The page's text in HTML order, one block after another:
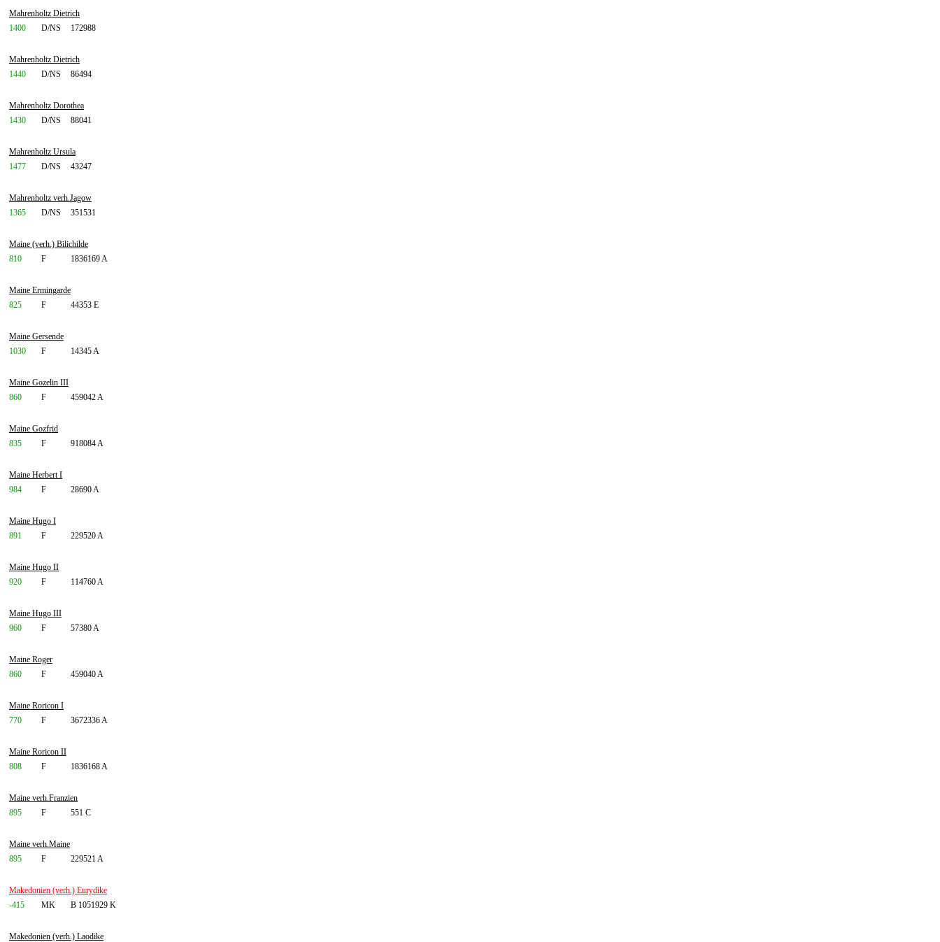
Mahrenholtz Dietrich
1400
D/NS 172988
Mahrenholtz Dietrich
1440
D/NS 86494
Mahrenholtz Dorothea
1430
D/NS 88041
Mahrenholtz Ursula
1477
D/NS 43247
Mahrenholtz verh.Jagow
1365
D/NS 351531
Maine (verh.) Bilichilde
810
F 1836169 A
Maine Ermingarde
825
F 44353 E
Maine Gersende
1030
F 14345 A
Maine Gozelin III
860
F 459042 A
Maine Gozfrid
835
F 918084 A
Maine Herbert I
984
F 28690 A
Maine Hugo I
891
F 229520 A
Maine Hugo II
920
F 114760 A
Maine Hugo III
960
F 57380 A
Maine Roger
860
F 459040 A
Maine Roricon I
770
F 3672336 A
Maine Roricon II
808
F 1836168 A
Maine verh.Franzien
895
F 551 C
Maine verh.Maine
895
F 229521 A
Makedonien (verh.) Eurydike
-415
MK B 1051929 K
Makedonien (verh.) Laodike